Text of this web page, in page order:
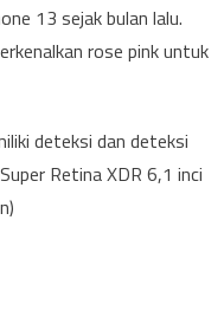
13 sejak bulan lalu.
rose pink untuk
deteksi dan deteksi
Retina XDR 6,1 inci